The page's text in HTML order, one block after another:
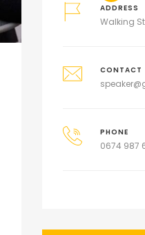
ADDRESS
Walking
PHONE
0674 987
CONTACT